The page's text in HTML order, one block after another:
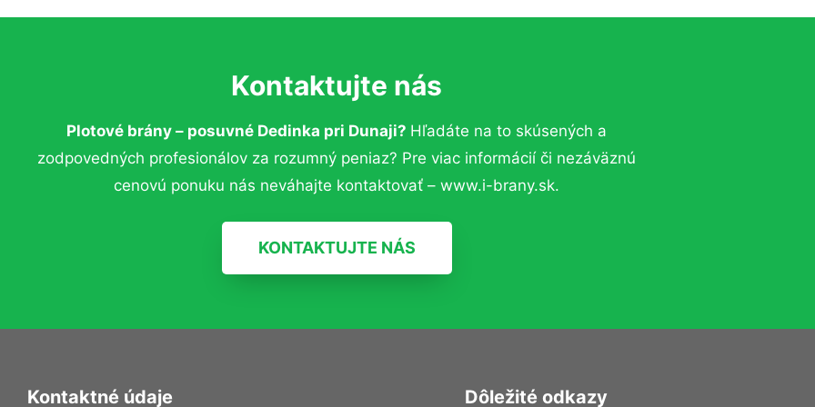
Kontaktujte nás
Plotové brány – posuvné Dedinka pri Dunaji? Hľadáte na to skúsených a
zodpovedných profesionálov za rozumný peniaz? Pre viac informácií či nezáväznú
cenovú ponuku nás neváhajte kontaktovať – www.i-brany.sk.
KONTAKTUJTE NÁS
Kontaktné údaje Dôležité odkazy